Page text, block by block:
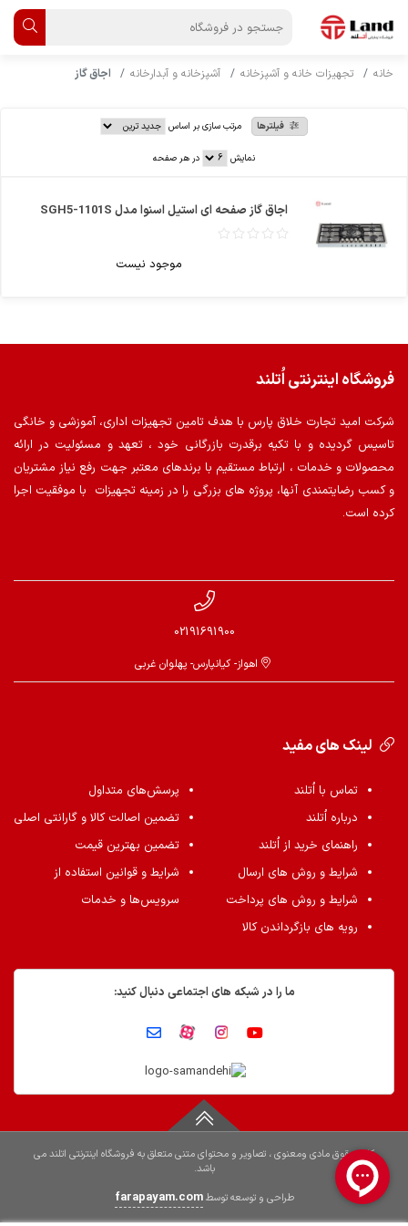
خانه تجهیزات خانه و آشپزخانه آشپزخانه و آبدارخانه اجاق گاز
فیلترها مرتب سازی بر اساس
نمایش در هر صفحه
اجاق گاز صفحه ای استیل اسنوا مدل SGH5-1101S
موجود نیست
فروشگاه اینترنتی اُتلند
شرکت امید تجارت خلاق پارس با هدف تامین تجهیزات اداری، آموزشی و خانگی
تاسیس گردیده و با تکیه برقدرت بازرگانی خود ، تعهد و مسئولیت در ارائه
محصولات و خدمات ، ارتباط مستقیم با برندهای معتبر جهت رفع نیاز مشتریان
و کسب رضایتمندی آنها، پروژه های بزرگی را در زمینه تجهیزات با موفقیت اجرا
کرده است.
02191691900
اهواز- کیانپارس- پهلوان غربی
لینک های مفید
تماس با اُتلند
درباره اُتلند
راهنمای خرید از اُتلند
شرایط و روش های ارسال
شرایط و روش های پرداخت
رویه های بازگرداندن کالا
پرسش‌های متداول
تضمین اصالت کالا و گارانتی اصلی
تضمین بهترین قیمت
شرایط و قوانین استفاده از
سرویس‌ها و خدمات
ما را در شبکه های اجتماعی دنبال کنید:
کلیه حقوق مادی ومعنوی ، تصاویر و محتوای متنی متعلق به فروشگاه اینترنتی اتلند می
باشد.
طراحی و توسعه توسطfarapayam.com